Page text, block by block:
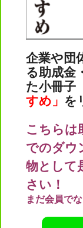
企業や団
る助成金
た小冊子
すめ」 を
こちらは
でのダウ
物として
さい！
まだ会員で